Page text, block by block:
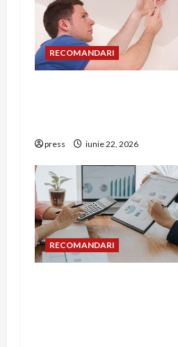
RECOMANDARI
press iunie 22, 2026
RECOMANDARI